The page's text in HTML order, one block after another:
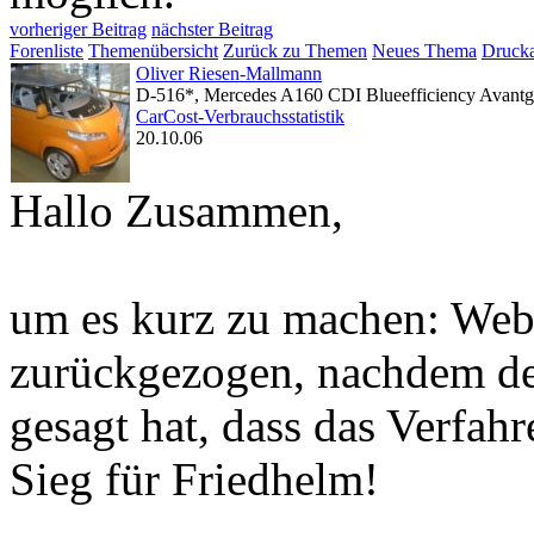
vorheriger Beitrag nächster Beitrag
Forenliste Themenübersicht Zurück zu Themen Neues Thema
Oliver Riesen-Mallmann
D-516*, Mercedes A160 CDI Blueefficiency
CarCost-Verbrauchsstatistik
20.10.06
Hallo Zusammen,
um es kurz zu machen:
zurückgezogen, nachdem
gesagt hat, dass das
Sieg für Friedhelm!